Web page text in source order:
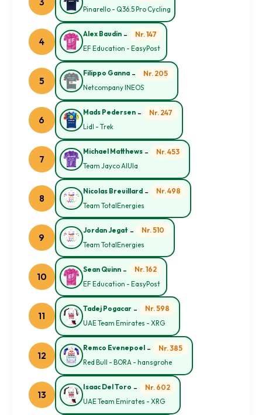
3
Pinarello - Q36.5 Pro Cycling
4
Alex Baudin- Nr. 147
EF Education - EasyPost
5
Filippo Ganna- Nr. 205
Netcompany INEOS
6
Mads Pedersen- Nr. 247
Lidl - Trek
7
Michael Matthews- Nr. 453
Team Jayco AlUla
8
Nicolas Breuillard- Nr. 498
Team TotalEnergies
9
Jordan Jegat - Nr. 510
Team TotalEnergies
10
Sean Quinn- Nr. 162
EF Education - EasyPost
11
Tadej Pogacar- Nr. 598
UAE Team Emirates - XRG
12
Remco Evenepoel - Nr. 385
Red Bull - BORA - hansgrohe
13
Isaac Del Toro - Nr. 602
UAE Team Emirates - XRG